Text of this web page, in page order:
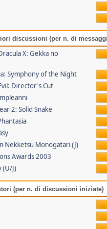
discussioni (per n. di
X: Gekka no
Symphony of the Night
Director's Cut
2: Solid Snake
Nekketsu Monogatari (J)
Awards 2003
(U/J)
(per n. di discussioni iniziate)